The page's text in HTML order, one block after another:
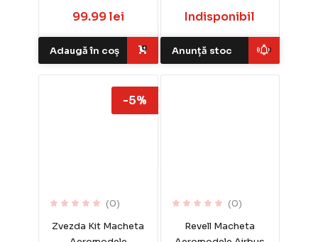
99.99 lei
Adaugă în coș
Indisponibil
Anunță stoc
(0)
Zvezda Kit Macheta
-5%
(0)
Revell Macheta